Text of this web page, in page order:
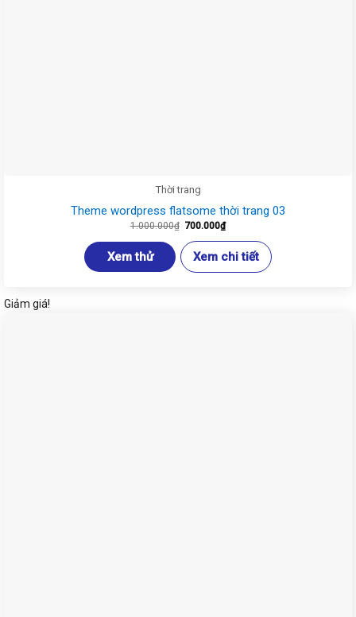
Thời trang
Theme wordpress flatsome thời trang 03
1.000.000₫ Giá
là:
1.000.000₫.
700.000₫Giá
hiện
tại
là:
700.000₫.
Xem thử Xem chi tiết
Giảm giá!